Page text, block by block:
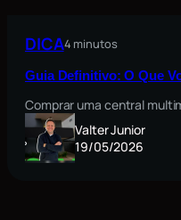
DICA4 minutos
Guia Definitivo: O Que
Comprar uma central
Valter Junior
19/05/2026